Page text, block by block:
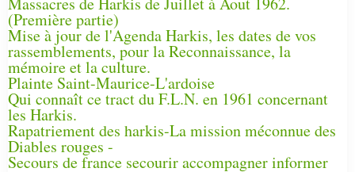
(Première partie)
Mise à jour de l'Agenda Harkis, les dates de vos
rassemblements, pour la Reconnaissance, la
mémoire et la culture.
Plainte Saint-Maurice-L'ardoise
Qui connaît ce tract du F.L.N. en 1961 concernant
les Harkis.
Rapatriement des harkis-La mission méconnue des
Diables rouges -
Secours de france secourir accompagner informer